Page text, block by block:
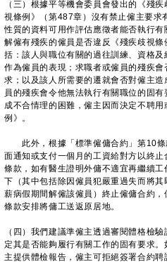
（三）根據平等機會委員會發出的《殘
視條例》（第487章）沒有禁止僱主要求
性質的資料可用作評估應徵者能否執行
解僱有殘疾的僱員是否違反《殘疾歧視
括：該人與職位有關的過往訓練、資格
作為僱員的表現；求職者或僱員的殘疾
求；以及該人所需要的遷就會否對僱主
員的殘疾會令他無法執行有關職位的固
成不合情理的困難，僱主因而決定不聘
例》。
此外，根據「標準僱傭合約」第10條
面通知或支付一個月的工資給對方以終
條款，如有醫生證明外傭不適宜再繼續
下（其中包括除因僱員犯嚴重過失而將
薪病假期間解僱該僱員）終止僱傭合約
條款安排將傭工送返原居地。
（四）我們建議準僱主透過審閱體格檢
定其是否能夠履行有關工作的固有要求
主提供體檢報告，僱主可拒絕簽署合約聘